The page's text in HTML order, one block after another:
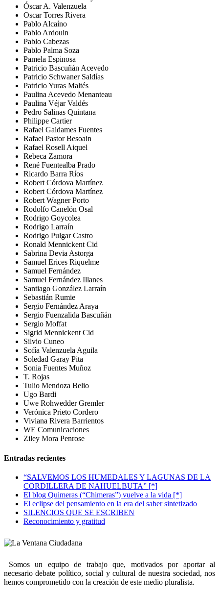
Óscar A. Valenzuela
Oscar Torres Rivera
Pablo Alcaíno
Pablo Ardouin
Pablo Cabezas
Pablo Palma Soza
Pamela Espinosa
Patricio Bascuñán Acevedo
Patricio Schwaner Saldías
Patricio Yuras Maltés
Paulina Acevedo Menanteau
Paulina Véjar Valdés
Pedro Salinas Quintana
Philippe Cartier
Rafael Galdames Fuentes
Rafael Pastor Besoain
Rafael Rosell Aiquel
Rebeca Zamora
René Fuentealba Prado
Ricardo Barra Ríos
Robert Córdova Martínez
Robert Córdova Martínez
Robert Wagner Porto
Rodolfo Canelón Osal
Rodrigo Goycolea
Rodrigo Larraín
Rodrigo Pulgar Castro
Ronald Mennickent Cid
Sabrina Devia Astorga
Samuel Erices Riquelme
Samuel Fernández
Samuel Fernández Illanes
Santiago González Larraín
Sebastián Rumie
Sergio Fernández Araya
Sergio Fuenzalida Bascuñán
Sergio Moffat
Sigrid Mennickent Cid
Silvio Cuneo
Sofía Valenzuela Aguila
Soledad Garay Pita
Sonia Fuentes Muñoz
T. Rojas
Tulio Mendoza Belio
Ugo Bardi
Uwe Rohwedder Gremler
Verónica Prieto Cordero
Viviana Rivera Barrientos
WE Comunicaciones
Ziley Mora Penrose
Entradas recientes
“SALVEMOS LOS HUMEDALES Y LAGUNAS DE LA
CORDILLERA DE NAHUELBUTA” [*]
El blog Quimeras (“Chimeras”) vuelve a la vida [*]
El eclipse del pensamiento en la era del saber sintetizado
SILENCIOS QUE SE ESCRIBEN
Reconocimiento y gratitud
Somos un equipo de trabajo que, motivados por aportar al
necesario debate político, social y cultural de nuestra sociedad, nos
hemos comprometido con la creación de este medio pluralista.